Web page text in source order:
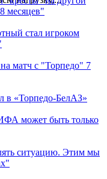
месяцев"
стал игроком
матч с "Торпедо" 7
в «Торпедо-БелАЗ»
может быть только
ситуацию. Этим мы